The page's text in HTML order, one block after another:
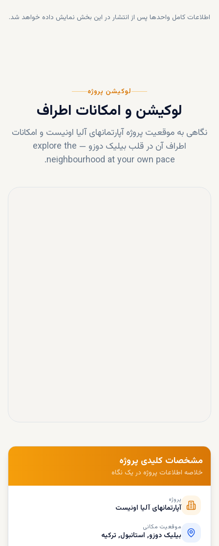
اطلاعات کامل واحدها پس از انتشار در این بخش نمایش داده خواهد شد.
لوکیشن پروژه
لوکیشن و امکانات اطراف
نگاهی به موقعیت پروژه آپارتمانهای آلیا اونیست و امکانات
اطراف آن در قلب بیلیک دوزو —
explore the
neighbourhood at your own pace.
مشخصات کلیدی پروژه
خلاصه اطلاعات پروژه در یک نگاه
پروژه
آپارتمانهای آلیا اونیست
موقعیت مکانی
بیلیک دوزو, استانبول, ترکیه